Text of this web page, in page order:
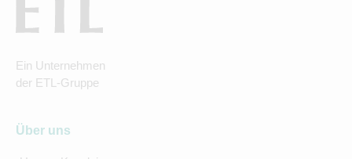
Ein Unternehmen
der ETL-Gruppe
Über uns